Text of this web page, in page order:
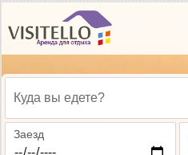
Куда вы едете?
Заезд